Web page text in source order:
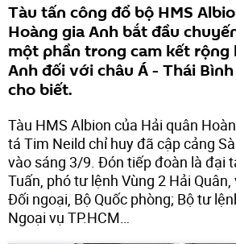
Tàu tấn công đổ bộ HMS
Hoàng gia Anh bắt đầu
một phần trong cam kết rộng
Anh đối với châu Á - Thái
cho biết.
Tàu HMS Albion của Hải quân
tá Tim Neild chỉ huy đã cập cảng
vào sáng 3/9. Đón tiếp đoàn là đại
Tuấn, phó tư lệnh Vùng 2 Hải
Đối ngoại, Bộ Quốc phòng; Bộ tư
Ngoại vụ TP.HCM…